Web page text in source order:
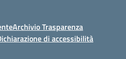
Archivio Trasparenza
di accessibilità